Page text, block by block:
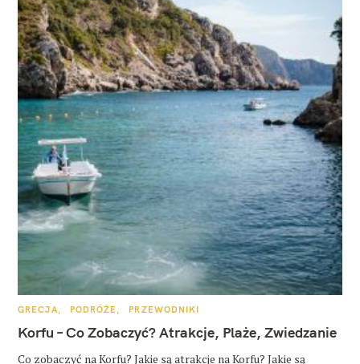
K
T
E
O
GRECJA PODRÓŻE PRZEWODNIKI
Korfu – Co Zobaczyć? Atrakcje, Plaże, Zwiedzanie
Co zobaczyć na Korfu? Jakie są atrakcje na Korfu? Jakie są